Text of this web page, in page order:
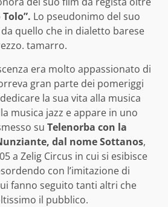
Tolo”. Lo pseudonimo del suo
quello che in dialetto barese
tamarro.
era molto appassionato di
gran parte dei pomeriggi
la sua vita alla musica
musica jazz e appare in uno
su Telenorba con la
dal nome Sottanos,
a Zelig Circus in cui si esibisce
con l’imitazione di
fanno seguito tanti altri che
il pubblico.